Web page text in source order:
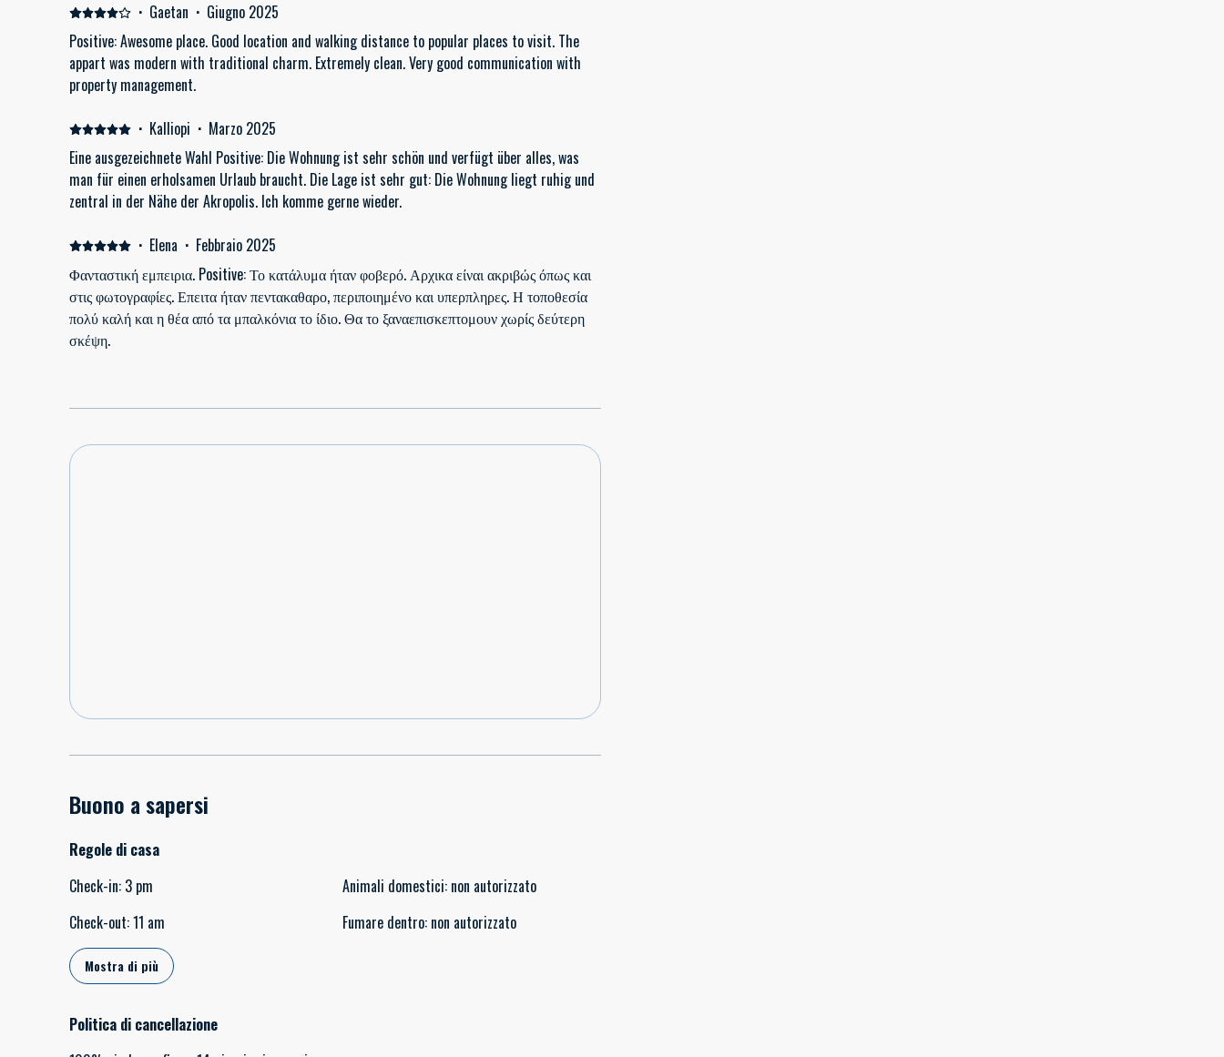
· Gaetan · Giugno 2025
Positive: Awesome place. Good location and walking distance to popular places to visit. The
appart was modern with traditional charm. Extremely clean. Very good communication with
property management.
· Kalliopi · Marzo 2025
Eine ausgezeichnete Wahl Positive: Die Wohnung ist sehr schön und verfügt über alles, was
man für einen erholsamen Urlaub braucht. Die Lage ist sehr gut: Die Wohnung liegt ruhig und
zentral in der Nähe der Akropolis. Ich komme gerne wieder.
· Elena · Febbraio 2025
Φανταστική εμπειρια. Positive: Το κατάλυμα ήταν φοβερό. Αρχικα είναι ακριβώς όπως και
στις φωτογραφίες. Επειτα ήταν πεντακαθαρο, περιποιημένο και υπερπληρες. Η τοποθεσία
πολύ καλή και η θέα από τα μπαλκόνια το ίδιο. Θα το ξαναεπισκεπτομουν χωρίς δεύτερη
σκέψη.
Buono a sapersi
Regole di casa
Check-in: 3 pm
Check-out:11 am
Animali domestici: non autorizzato
Fumare dentro: non autorizzato
Mostra di più
Politica di cancellazione